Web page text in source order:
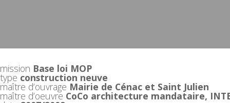
mission Base loi MOP
type construction neuve
maître d’ouvrage Mairie de Cénac et Saint Julien
maître d’oeuvre CoCo architecture mandataire,